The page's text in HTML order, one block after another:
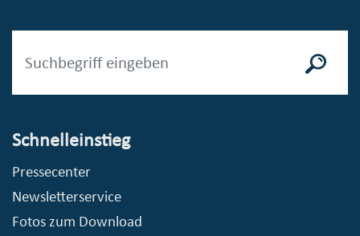
Schnelleinstieg
Pressecenter
Newsletterservice
Fotos zum Download